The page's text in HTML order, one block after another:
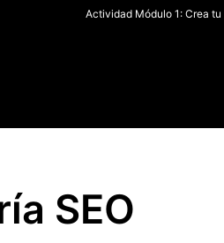
Actividad Módulo 1: Crea
SEO